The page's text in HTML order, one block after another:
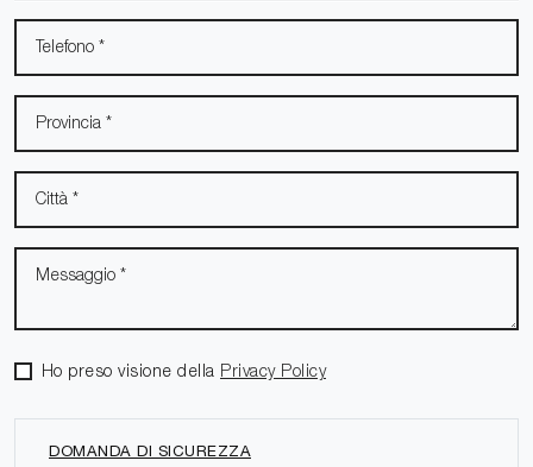
Ho preso visione della Privacy Policy
DOMANDA DI SICUREZZA